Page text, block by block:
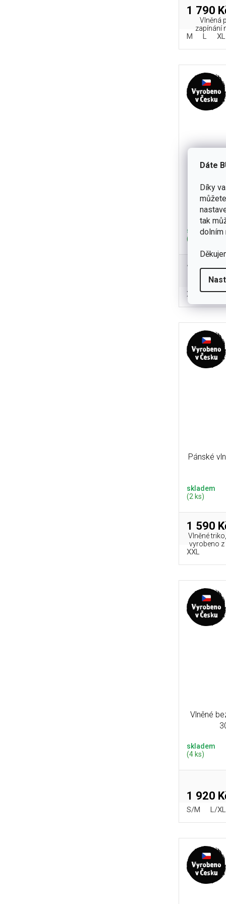
Dáte
Díky
tak
dolním
1 790
Vlněná
zapínání
M L XL
skladem
(1 ks)
1 790
Vlněná
XL 3XL
Pánské
skladem
(2 ks)
1 590
Vlněné
vyrobeno z
XXL
Vlněné
skladem
(4 ks)
1 920
S/M L/XL